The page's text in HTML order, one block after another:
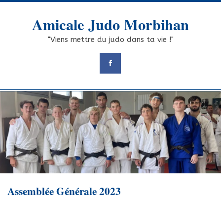
Skip
Amicale Judo Morbihan
"Viens mettre du judo dans ta vie !"
Assemblée Générale 2023